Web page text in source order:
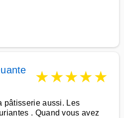
★★★★★
pâtisserie aussi. Les
. Quand vous avez